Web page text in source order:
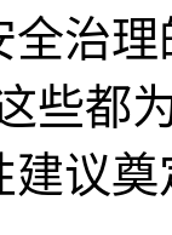
治
些都
议